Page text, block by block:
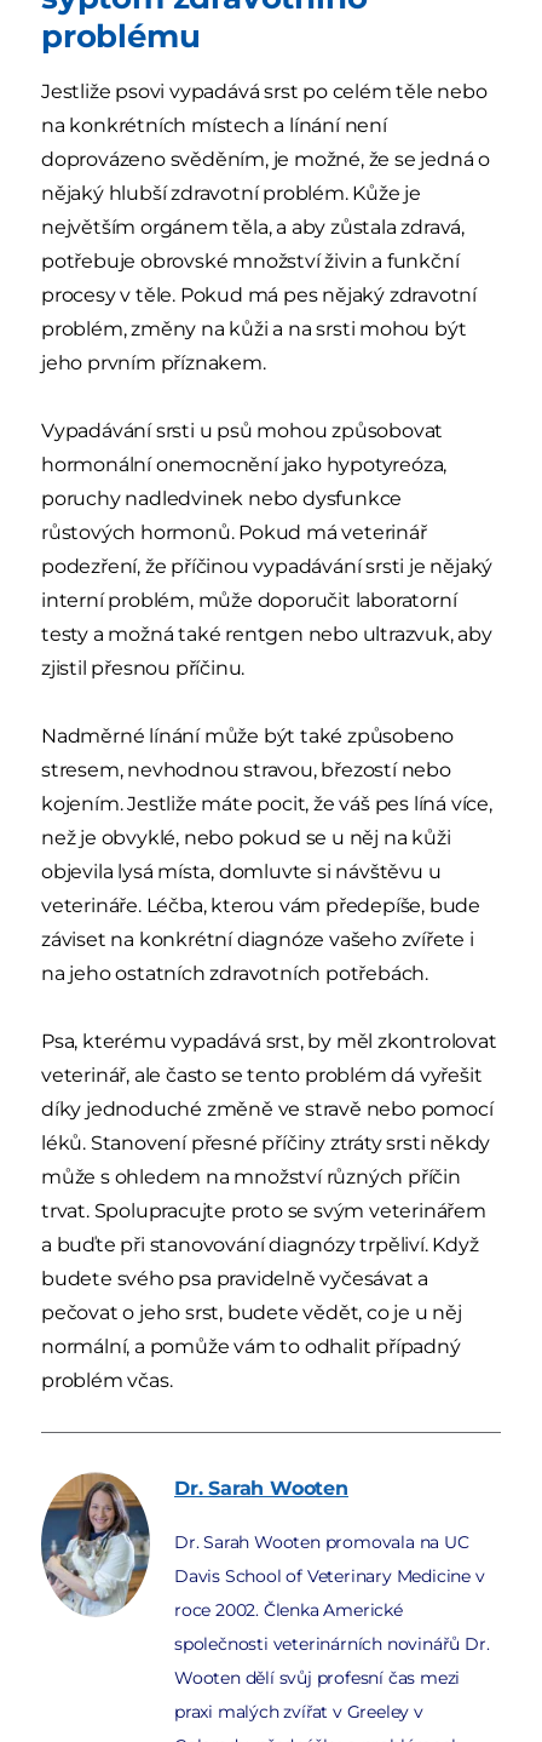
problému
Jestliže psovi vypadává srst po celém těle nebo
na konkrétních místech a línání není
doprovázeno svěděním, je možné, že se jedná o
nějaký hlubší zdravotní problém. Kůže je
největším orgánem těla, a aby zůstala zdravá,
potřebuje obrovské množství živin a funkční
procesy v těle. Pokud má pes nějaký zdravotní
problém, změny na kůži a na srsti mohou být
jeho prvním příznakem.
Vypadávání srsti u psů mohou způsobovat
hormonální onemocnění jako hypotyreóza,
poruchy nadledvinek nebo dysfunkce
růstových hormonů. Pokud má veterinář
podezření, že příčinou vypadávání srsti je nějaký
interní problém, může doporučit laboratorní
testy a možná také rentgen nebo ultrazvuk, aby
zjistil přesnou příčinu.
Nadměrné línání může být také způsobeno
stresem, nevhodnou stravou, březostí nebo
kojením. Jestliže máte pocit, že váš pes líná více,
než je obvyklé, nebo pokud se u něj na kůži
objevila lysá místa, domluvte si návštěvu u
veterináře. Léčba, kterou vám předepíše, bude
záviset na konkrétní diagnóze vašeho zvířete i
na jeho ostatních zdravotních potřebách.
Psa, kterému vypadává srst, by měl zkontrolovat
veterinář, ale často se tento problém dá vyřešit
díky jednoduché změně ve stravě nebo pomocí
léků. Stanovení přesné příčiny ztráty srsti někdy
může s ohledem na množství různých příčin
trvat. Spolupracujte proto se svým veterinářem
a buďte při stanovování diagnózy trpěliví. Když
budete svého psa pravidelně vyčesávat a
pečovat o jeho srst, budete vědět, co je u něj
normální, a pomůže vám to odhalit případný
problém včas.
Dr. Sarah Wooten
Dr. Sarah Wooten promovala na UC
Davis School of Veterinary Medicine v
roce 2002. Členka Americké
společnosti veterinárních novinářů Dr.
Wooten dělí svůj profesní čas mezi
praxi malých zvířat v Greeley v